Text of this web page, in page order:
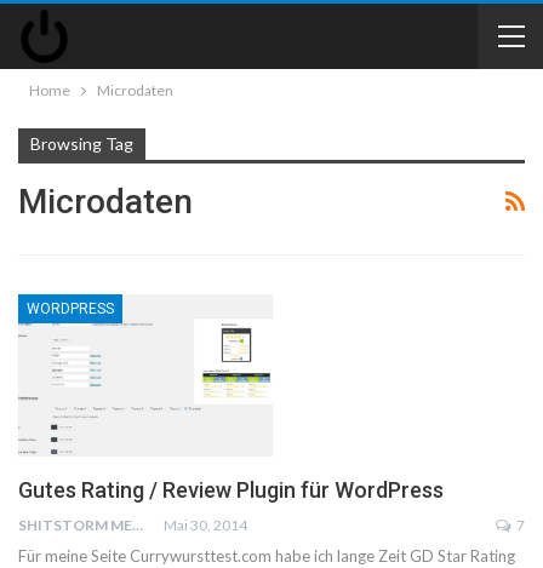
Home Microdaten
Browsing Tag
Microdaten
WORDPRESS
Gutes Rating / Review Plugin für WordPress
SHITSTORM MEDIA Mai 30, 2014 7
Für meine Seite Currywursttest.com habe ich lange Zeit GD Star Rating